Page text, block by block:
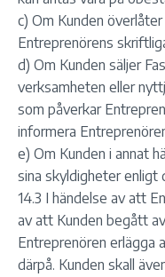
c) Om Kunden
Entreprenörens
d) Om Kunden säljer
verksamheten eller
som påverkar
informera
e) Om Kunden i annat
sina skyldigheter enligt
14.3 I händelse av att
av att Kunden begått
Entreprenören erlägga
därpå. Kunden skall